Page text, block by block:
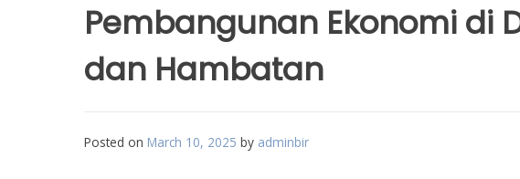
Pembangunan Ekonomi di
dan Hambatan
Posted on March 10, 2025 by adminbir